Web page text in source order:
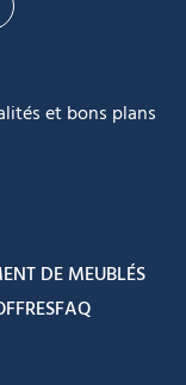
Instagram
sur Youtube
nous sur
et bons plans
DE MEUBLÉS
FAQ